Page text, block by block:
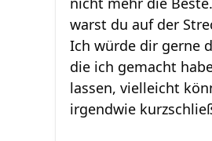
warst du auf der
Ich würde dir gerne
die ich gemacht
lassen, vielleicht
irgendwie